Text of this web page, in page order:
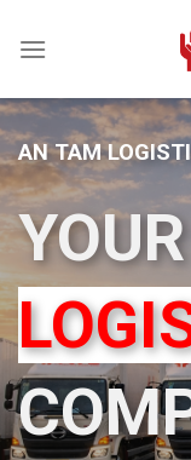
AN TAM